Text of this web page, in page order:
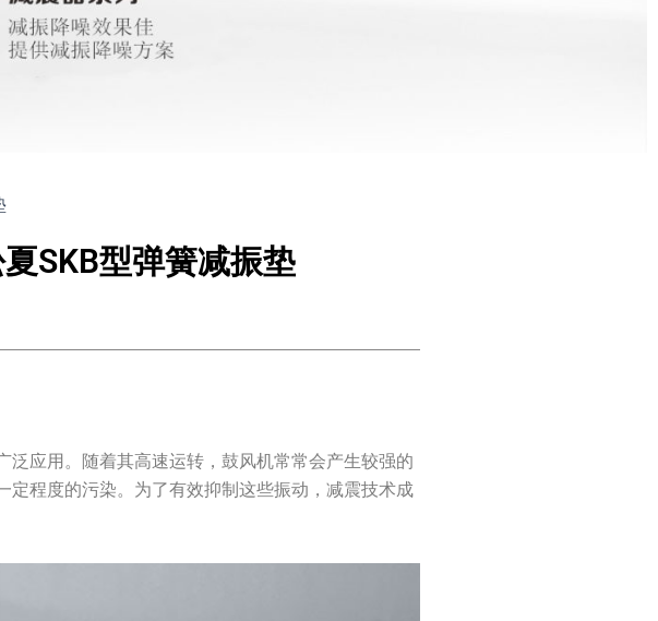
SKB型弹簧减振垫
应用。随着其高速运转，鼓风机常常会产生较强的
程度的污染。为了有效抑制这些振动，减震技术成